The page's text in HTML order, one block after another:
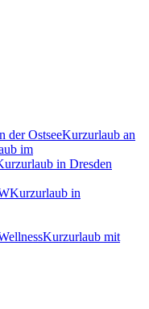
der OstseeKurzurlaub an
im
in Dresden
Kurzurlaub in
Kurzurlaub mit